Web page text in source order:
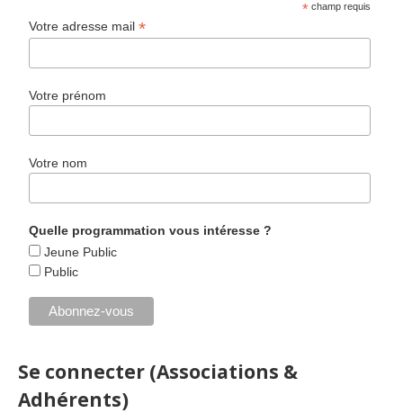
* champ requis
Votre adresse mail*
Votre prénom
Votre nom
Quelle programmation vous intéresse ?
Jeune Public
Public
Se connecter (Associations &
Adhérents)